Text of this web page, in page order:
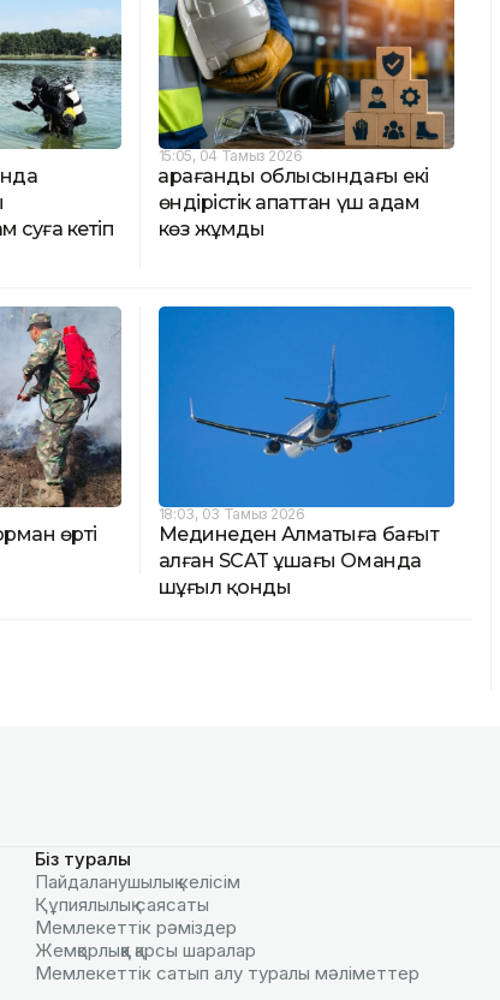
суға кетіп
15:05, 04 Тамыз 2026
Қарағанды облысындағы екі
өндірістік апаттан үш адам
көз жұмды
өрті
18:03, 03 Тамыз 2026
Мединеден Алматыға бағыт
алған SCAT ұшағы Оманда
шұғыл қонды
Біз туралы
Пайдаланушылық келiciм
Құпиялылық саясаты
Мемлекеттік рәміздер
Жемқорлыққа қарсы шаралар
Мемлекеттік сатып алу туралы мәлiметтер